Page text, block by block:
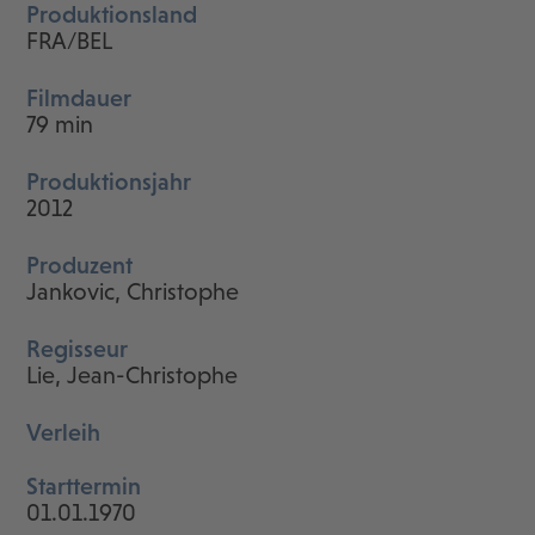
Produktionsland
FRA/BEL
Filmdauer
79 min
Produktionsjahr
2012
Produzent
Jankovic, Christophe
Regisseur
Lie, Jean-Christophe
Verleih
Starttermin
01.01.1970